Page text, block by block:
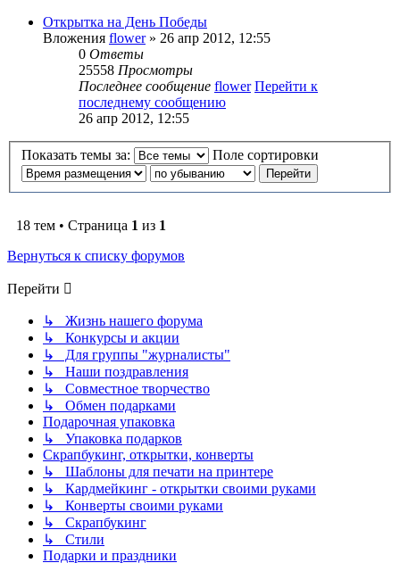
Открытка на День Победы
Вложения flower» 26 апр 2012, 12:55
0 Ответы
25558 Просмотры
Последнее сообщение flower Перейти к
последнему сообщению
26 апр 2012, 12:55
Показать темы за: Поле сортировки
18 тем • Страница 1 из 1
Вернуться к списку форумов
Перейти
↳ Жизнь нашего форума
↳ Конкурсы и акции
↳ Для группы "журналисты"
↳ Наши поздравления
↳ Совместное творчество
↳ Обмен подарками
Подарочная упаковка
↳ Упаковка подарков
Скрапбукинг, открытки, конверты
↳ Шаблоны для печати на принтере
↳ Кардмейкинг - открытки своими руками
↳ Конверты своими руками
↳ Скрапбукинг
↳ Стили
Подарки и праздники